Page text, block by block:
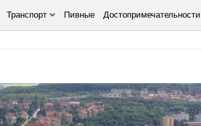
Транспорт Пивные Достопримечательности